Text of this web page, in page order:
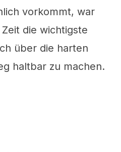
vorkommt, war
die wichtigste
über die harten
haltbar zu machen.